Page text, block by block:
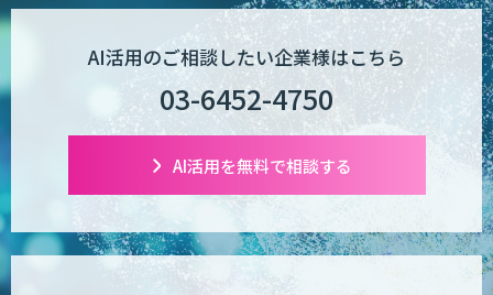
AI Worker
【営業特化】AIエージェント構築サービ
AI活用のご相談したい企業様はこちら
03-6452-4750
AI活用を無料で相談する